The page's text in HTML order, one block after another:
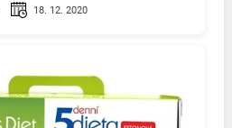
18. 12. 2020